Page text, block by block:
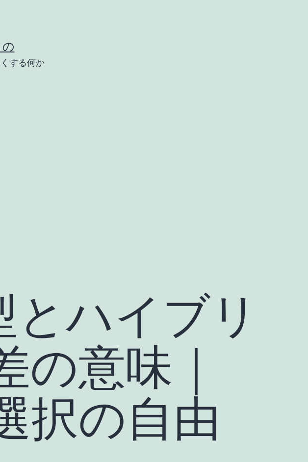
する何か
ハイブリ
の意味｜
択の自由